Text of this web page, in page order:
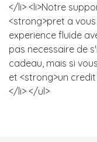
</li> <li>Notre
<strong>pret a
experience fluide
pas necessaire de
cadeau, mais si
et <strong>un
</li> </ul>